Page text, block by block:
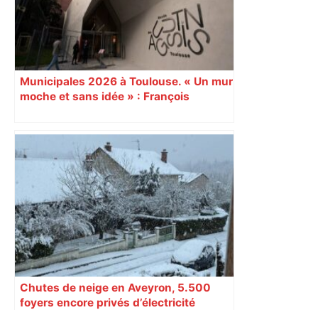
Municipales 2026 à Toulouse. « Un mur
moche et sans idée » : François
Chutes de neige en Aveyron, 5.500
foyers encore privés d’électricité